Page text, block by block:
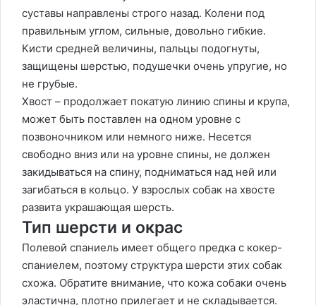
суставы направлены строго назад. Колени под
правильным углом, сильные, довольно гибкие.
Кисти средней величины, пальцы подогнуты,
защищены шерстью, подушечки очень упругие, но
не грубые.
Хвост – продолжает покатую линию спины и крупа,
может быть поставлен на одном уровне с
позвоночником или немного ниже. Несется
свободно вниз или на уровне спины, не должен
закидываться на спину, подниматься над ней или
загибаться в кольцо. У взрослых собак на хвосте
развита украшающая шерсть.
Тип шерсти и окрас
Полевой спаниель имеет общего предка с кокер-
спаниелем, поэтому структура шерсти этих собак
схожа. Обратите внимание, что кожа собаки очень
эластична, плотно прилегает и не складывается.